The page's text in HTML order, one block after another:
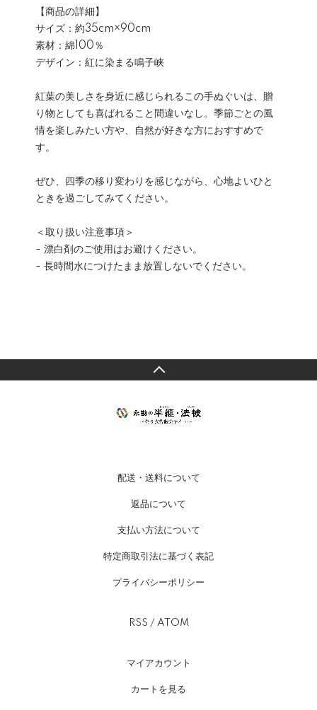
【商品の詳細】
サイズ：約35cm×90cm
素材：綿100％
デザイン：紅に染まる鳴子峡
紅葉の美しさを身近に感じられるこの手ぬぐいは、贈
り物としても喜ばれること間違いなし。季節ごとの風
情を楽しみたい方や、自然が好きな方におすすめで
す。
ぜひ、四季の移り変わりを感じながら、心地よいひと
ときを過ごしてみてください。
＜取り扱い注意事項＞
- 漂白剤のご使用はお避けください。
- 長時間水につけたまま放置しないでください。
配送・送料について
返品について
支払い方法について
特定商取引法に基づく表記
プライバシーポリシー
RSS / ATOM
マイアカウント
カートを見る